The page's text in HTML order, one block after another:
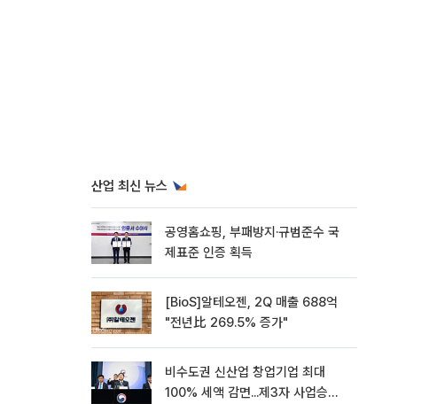
산업 최신 뉴스
공영홈쇼핑, 부패방지·규범준수 국
제표준 인증 획득
[BioS]알테오젠, 2Q 매출 688억
"전년比 269.5% 증가"
비수도권 신산업 창업기업 최대
100% 세액 감면...제3자 사업승계